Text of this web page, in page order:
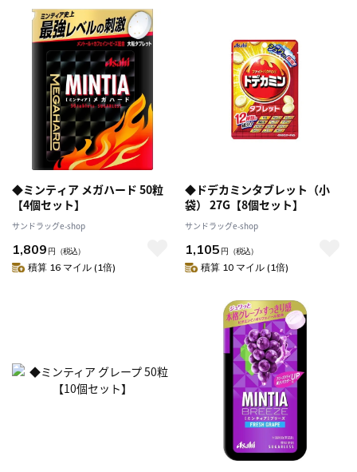
◆ミンティア メガハード 50粒
【4個セット】
サンドラッグe-shop
1,809 円 （税込）
積算 16 マイル (1倍)
◆ドデカミンタブレット（小
袋） 27G【8個セット】
サンドラッグe-shop
1,105 円 （税込）
積算 10 マイル (1倍)